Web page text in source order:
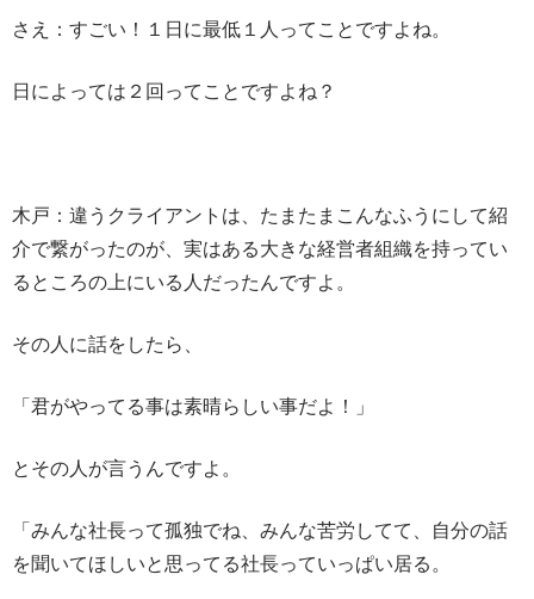
さえ：すごい！１日に最低１人ってことですよね。
日によっては２回ってことですよね？
木戸：違うクライアントは、たまたまこんなふうにして紹
介で繋がったのが、実はある大きな経営者組織を持ってい
るところの上にいる人だったんですよ。
その人に話をしたら、
「君がやってる事は素晴らしい事だよ！」
とその人が言うんですよ。
「みんな社長って孤独でね、みんな苦労してて、自分の話
を聞いてほしいと思ってる社長っていっぱい居る。